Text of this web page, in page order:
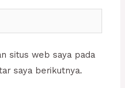
situs web saya pada
saya berikutnya.